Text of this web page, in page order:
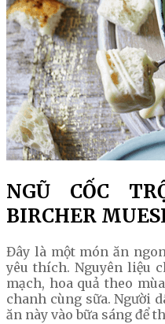
NGŨ CỐC
BIRCHER
Đây là một món ăn
yêu thích. Nguyên liệu
mạch, hoa quả theo
chanh cùng sữa. Người
ăn này vào bữa sáng để